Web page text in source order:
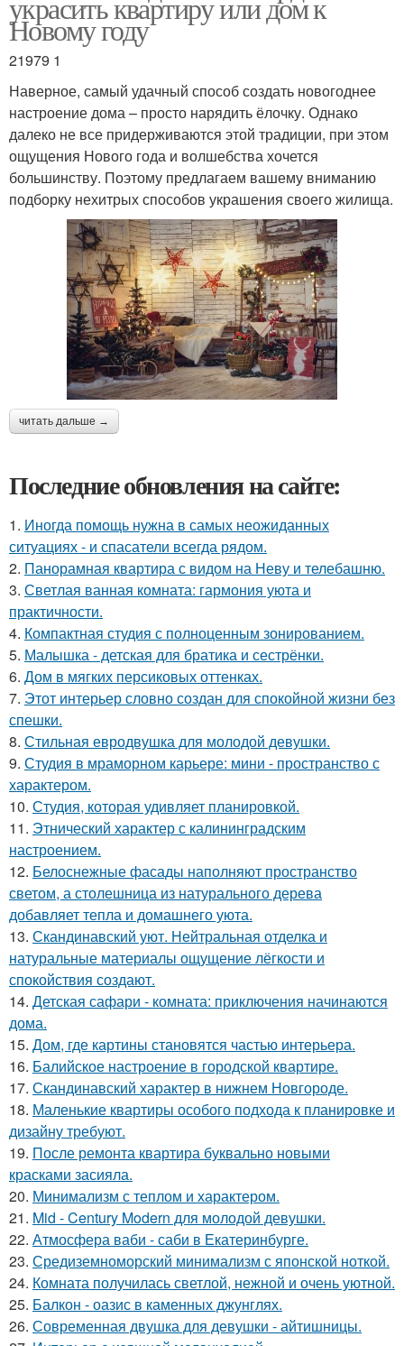
Новому году
21979 1
Наверное, самый удачный способ создать новогоднее
настроение дома – просто нарядить ёлочку. Однако
далеко не все придерживаются этой традиции, при этом
ощущения Нового года и волшебства хочется
большинству. Поэтому предлагаем вашему вниманию
подборку нехитрых способов украшения своего жилища.
читать дальше →
Последние обновления на сайте:
1. Иногда помощь нужна в самых неожиданных
ситуациях - и спасатели всегда рядом.
2. Панорамная квартира с видом на Неву и телебашню.
3. Светлая ванная комната: гармония уюта и
практичности.
4. Компактная студия с полноценным зонированием.
5. Малышка - детская для братика и сестрёнки.
6. Дом в мягких персиковых оттенках.
7. Этот интерьер словно создан для спокойной жизни без
спешки.
8. Стильная евродвушка для молодой девушки.
9. Студия в мраморном карьере: мини - пространство с
характером.
10. Студия, которая удивляет планировкой.
11. Этнический характер с калининградским
настроением.
12. Белоснежные фасады наполняют пространство
светом, а столешница из натурального дерева
добавляет тепла и домашнего уюта.
13. Скандинавский уют. Нейтральная отделка и
натуральные материалы ощущение лёгкости и
спокойствия создают.
14. Детская сафари - комната: приключения начинаются
дома.
15. Дом, где картины становятся частью интерьера.
16. Балийское настроение в городской квартире.
17. Скандинавский характер в нижнем Новгороде.
18. Маленькие квартиры особого подхода к планировке и
дизайну требуют.
19. После ремонта квартира буквально новыми
красками засияла.
20. Минимализм с теплом и характером.
21. Mid - Century Modern для молодой девушки.
22. Атмосфера ваби - саби в Екатеринбурге.
23. Средиземноморский минимализм с японской ноткой.
24. Комната получилась светлой, нежной и очень уютной.
25. Балкон - оазис в каменных джунглях.
26. Современная двушка для девушки - айтишницы.